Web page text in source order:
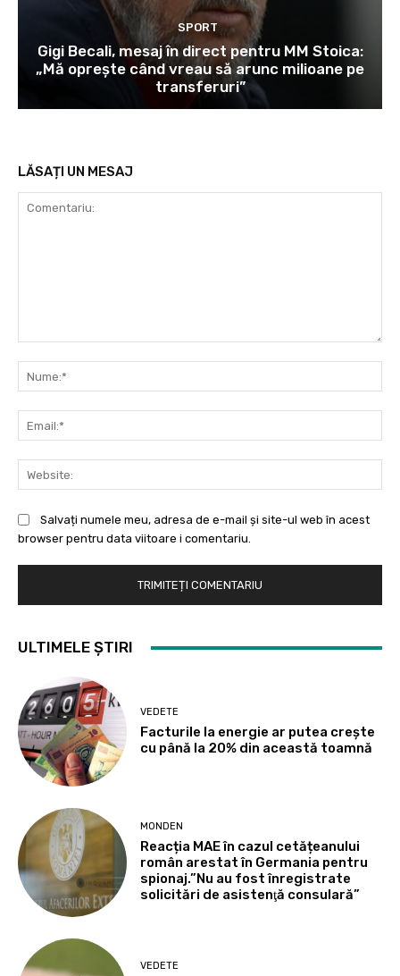
SPORT
Gigi Becali, mesaj în direct pentru MM Stoica:
„Mă oprește când vreau să arunc milioane pe
transferuri”
LĂSAȚI UN MESAJ
Salvați numele meu, adresa de e-mail și site-ul web în acest
browser pentru data viitoare i comentariu.
ULTIMELE ȘTIRI
VEDETE
Facturile la energie ar putea crește
cu până la 20% din această toamnă
MONDEN
Reacția MAE în cazul cetățeanului
român arestat în Germania pentru
spionaj.”Nu au fost înregistrate
solicitări de asistenţă consulară”
VEDETE